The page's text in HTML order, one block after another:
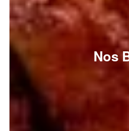
Nos